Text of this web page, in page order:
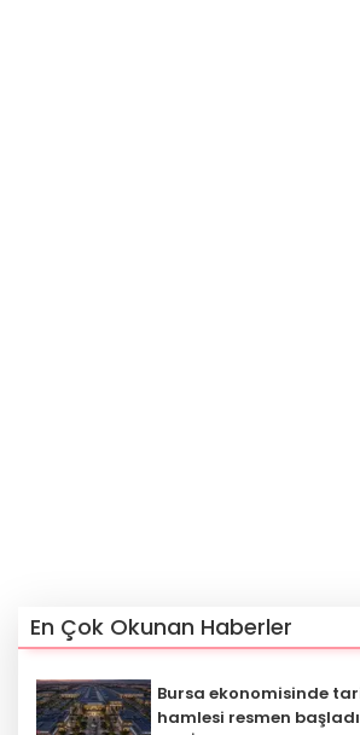
En Çok Okunan Haberler
Bursa ekonomisinde
hamlesi resmen